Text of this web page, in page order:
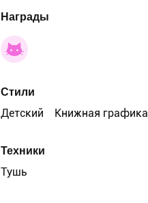
Награды
Стили
Детский
Книжная графика
Техники
Тушь